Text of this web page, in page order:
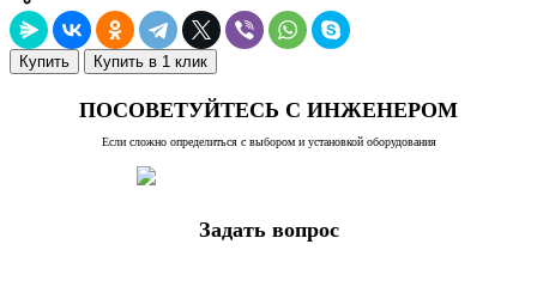
Купить Купить в 1 клик
ПОСОВЕТУЙТЕСЬ С ИНЖЕНЕРОМ
Если сложно определиться с выбором и установкой оборудования
Задать вопрос